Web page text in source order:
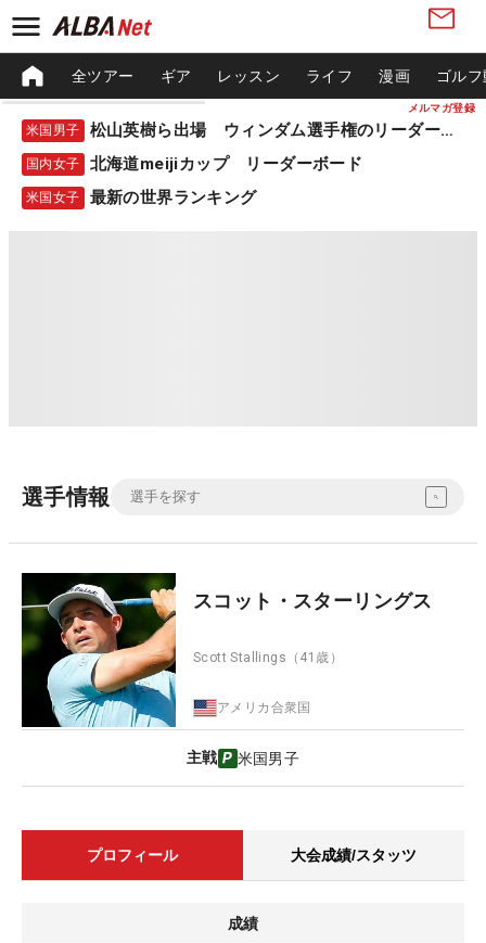
メルマガ登録
全ツアー ギア レッスン ライフ 漫画 ゴル
米国男子 松山英樹ら出場 ウィンダム選手権のリーダーボード
国内女子 北海道meijiカップ リーダーボード
米国女子 最新の世界ランキング
選手情報
スコット・スターリングス
Scott Stallings （41歳）
アメリカ合衆国
主戦 米国男子
プロフィール 大会成績/スタッツ
成績